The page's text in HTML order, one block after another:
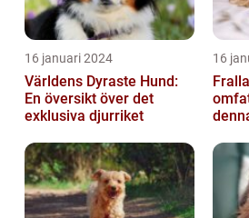
16 januari 2024
Världens Dyraste Hund:
En översikt över det
exklusiva djurriket
16